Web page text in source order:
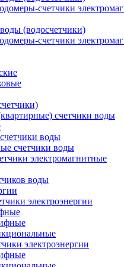
счетчики
(водосчетчики)
счетчики
счетчики воды
воды
счетчики воды
электромагнитные
воды
электроэнергии
электроэнергии